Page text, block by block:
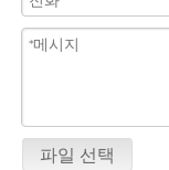
파일 선택